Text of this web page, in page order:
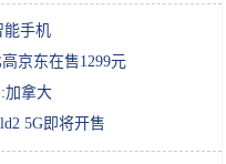
能手机
京东在售1299元
:加拿大
5G即将开售